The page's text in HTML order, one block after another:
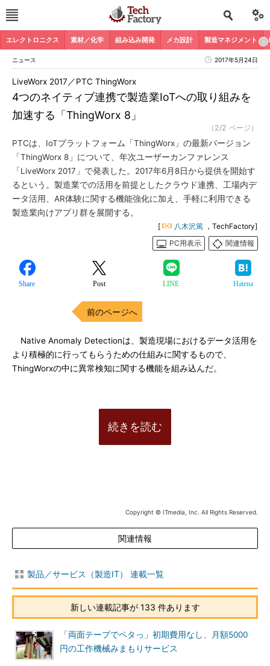
エレクトロニクス 素材／化学 組み込み開発 メカ設計 製造マネジメント
ニュース 2017年5月24日
4つのネイティブ連携で製造業IoTへの取り組みを
加速する「ThingWorx 8」
LiveWorx 2017／PTC ThingWorx
（2/2 ページ）
PTCは、IoTプラットフォーム「ThingWorx」の最新バージョン
「ThingWorx 8」について、年次ユーザーカンファレンス
「LiveWorx 2017」で発表した。2017年6月8日から提供を開始す
るという。製造業での活用を前提としたクラウド連携、工場内デ
ータ活用、AR体験に関する機能強化に加え、手軽に利用できる
製造業向けアプリ群を展開する。
[ 八木沢篤 ，TechFactory]
PC用表示
関連情報
Share Post LINE Hatena
前のページへ
Native Anomaly Detectionは、製造現場におけるデータ活用を
より積極的に行ってもらうための仕組みに関するもので、
ThingWorxの中に異常検知に関する機能を組み込んだ。
続きを読む
Copyright © ITmedia, Inc. All Rights Reserved.
関連情報
製品／サービス（製造IT） 連載一覧
新しい連載記事が 133 件あります
「両面テープでペタっ」初期費用なし、月額5000
円の工作機械みまもりサービス